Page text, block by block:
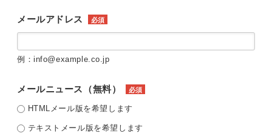
メールアドレス 必須
例：info@example.co.jp
メールニュース（無料） 必須
HTMLメール版を希望します
テキストメール版を希望します